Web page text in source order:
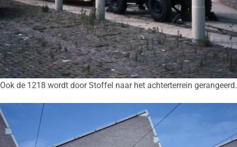
Ook de 1218 wordt door Stoffel naar het achterterrein gerangeerd.